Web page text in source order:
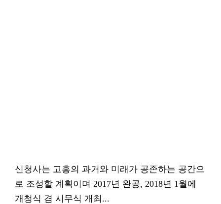
신청사는 고흥의 과거와 미래가 공존하는 공간으
로 조성할 계획이며 2017년 완공, 2018년 1월에
개청식 겸 시무식 개최...